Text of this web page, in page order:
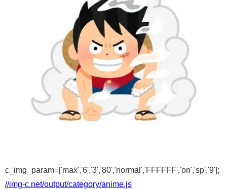
c_img_param=['max','6','3','80','normal','FFFFFF','on','sp','9'];
//img-c.net/output/category/anime.js